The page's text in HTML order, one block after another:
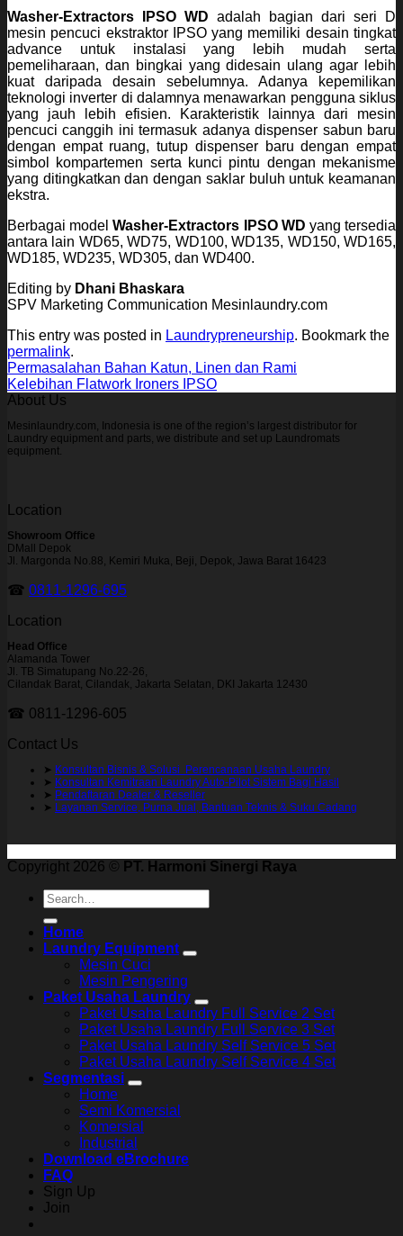
Washer-Extractors IPSO WD adalah bagian dari seri D
mesin pencuci ekstraktor IPSO yang memiliki desain tingkat
advance untuk instalasi yang lebih mudah serta
pemeliharaan, dan bingkai yang didesain ulang agar lebih
kuat daripada desain sebelumnya. Adanya kepemilikan
teknologi inverter di dalamnya menawarkan pengguna siklus
yang jauh lebih efisien. Karakteristik lainnya dari mesin
pencuci canggih ini termasuk adanya dispenser sabun baru
dengan empat ruang, tutup dispenser baru dengan empat
simbol kompartemen serta kunci pintu dengan mekanisme
yang ditingkatkan dan dengan saklar buluh untuk keamanan
ekstra.
Berbagai modelWasher-Extractors IPSO WD yang tersedia
antara lain WD65, WD75, WD100, WD135, WD150, WD165,
WD185, WD235, WD305, dan WD400.
Editing by Dhani Bhaskara
SPV Marketing Communication Mesinlaundry.com
This entry was posted in Laundrypreneurship. Bookmark the
permalink.
Permasalahan Bahan Katun, Linen dan Rami
Kelebihan Flatwork Ironers IPSO
About Us
Mesinlaundry.com, Indonesia is one of the region’s largest distributor for
Laundry equipment and parts, we distribute and set up Laundromats
equipment.
Location
Showroom Office
DMall Depok
Jl. Margonda No.88, Kemiri Muka, Beji, Depok, Jawa Barat 16423
☎ 0811-1296-695
Location
Head Office
Alamanda Tower
Jl. TB Simatupang No.22-26,
Cilandak Barat, Cilandak, Jakarta Selatan, DKI Jakarta 12430
☎ 0811-1296-605
Contact Us
➤ Konsultan Bisnis & Solusi Perencanaan Usaha Laundry
➤ Konsultan Kemitraan Laundry Auto-Pilot Sistem Bagi Hasil
➤ Pendaftaran Dealer & Reseller
➤ Layanan Service, Purna Jual, Bantuan Teknis & Suku Cadang
Copyright 2026 ©
PT. Harmoni Sinergi Raya
Search
for:
Home
Laundry Equipment
Mesin Cuci
Mesin Pengering
Paket Usaha Laundry
Paket Usaha Laundry Full Service 2 Set
Paket Usaha Laundry Full Service 3 Set
Paket Usaha Laundry Self Service 5 Set
Paket Usaha Laundry Self Service 4 Set
Segmentasi
Home
Semi Komersial
Komersial
Industrial
Download eBrochure
FAQ
Sign Up
Join